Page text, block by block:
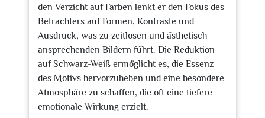
den Verzicht auf Farben lenkt er den Fokus des
Betrachters auf Formen, Kontraste und
Ausdruck, was zu zeitlosen und ästhetisch
ansprechenden Bildern führt. Die Reduktion
auf Schwarz-Weiß ermöglicht es, die Essenz
des Motivs hervorzuheben und eine besondere
Atmosphäre zu schaffen, die oft eine tiefere
emotionale Wirkung erzielt.